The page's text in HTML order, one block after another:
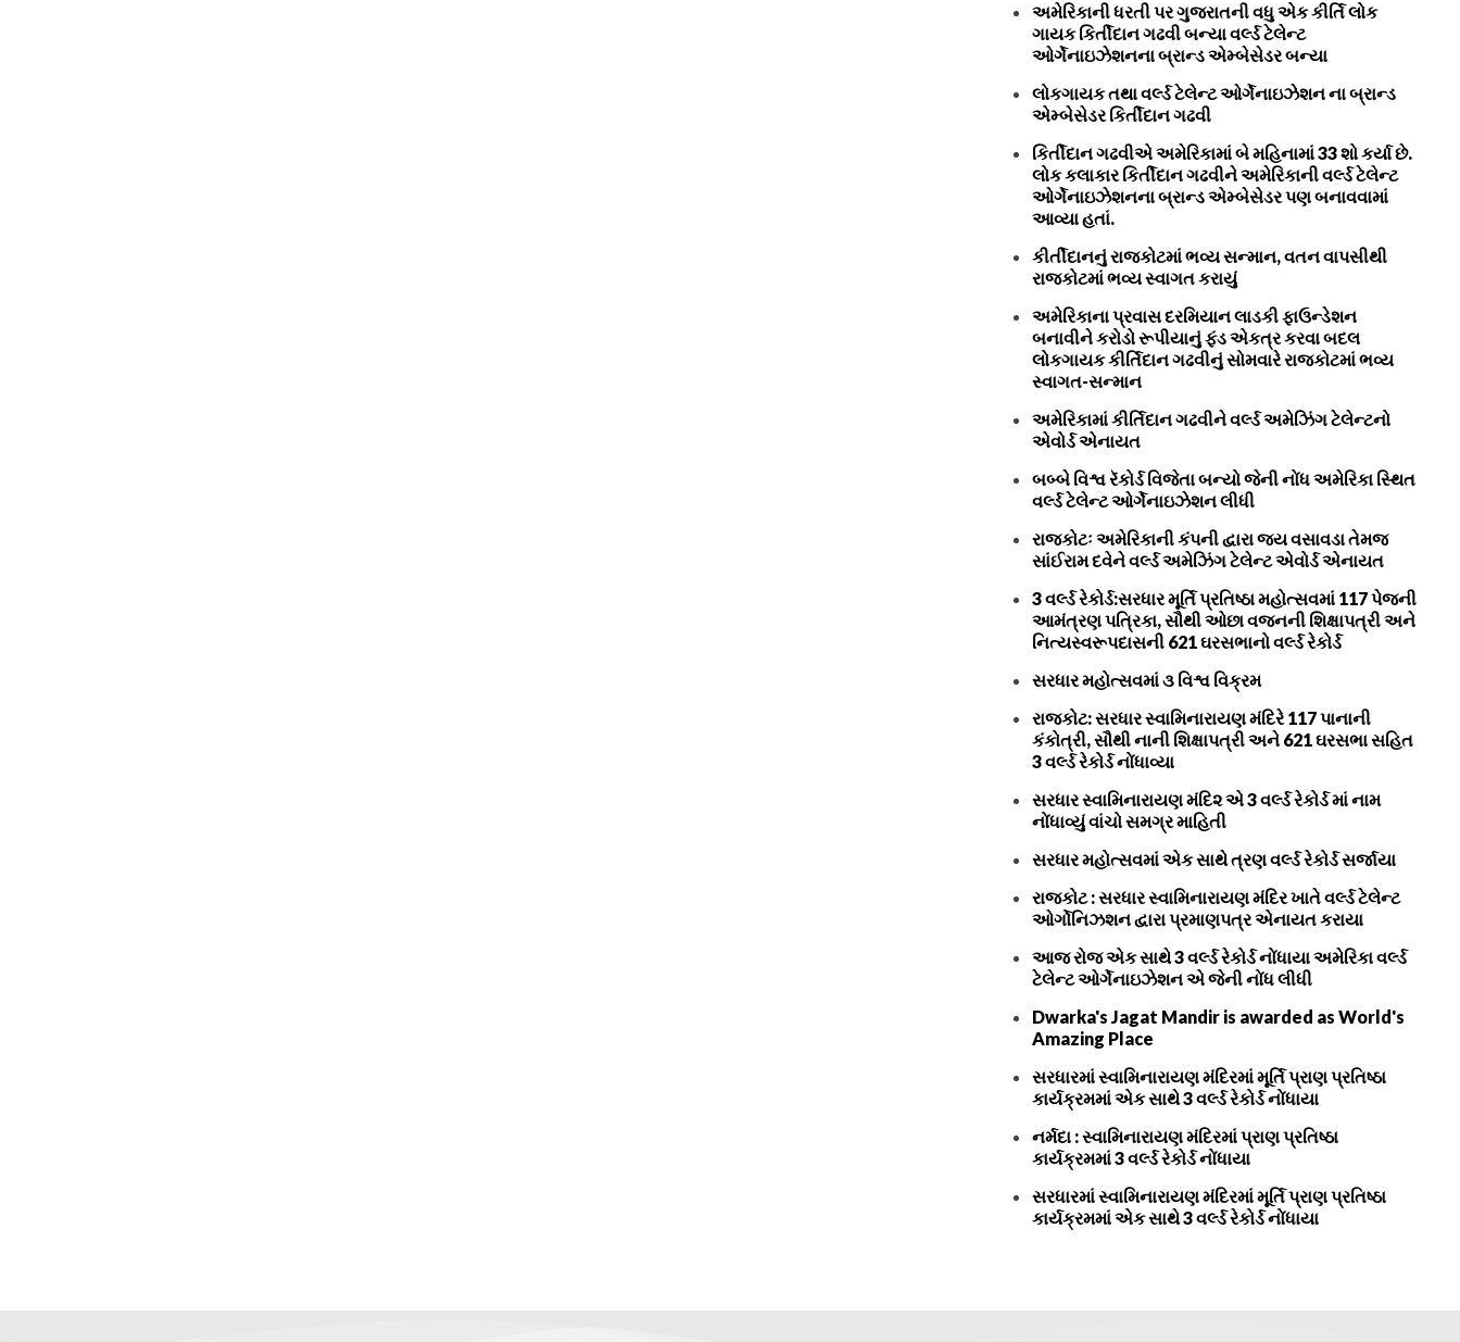
અમેરિકાની ધરતી પર ગુજરાતની વધુ એક કીર્તિ લોક
ગાયક કિર્તીદાન ગઢવી બન્યા વર્લ્ડ ટેલેન્ટ
ઓર્ગેનાઇઝેશનના બ્રાન્ડ એમ્બેસેડર બન્યા
લોકગાયક તથા વર્લ્ડ ટેલેન્ટ ઓર્ગેનાઇઝેશન ના બ્રાન્ડ
એમ્બેસેડર કિર્તીદાન ગઢવી
કિર્તીદાન ગઢવીએ અમેરિકામાં બે મહિનામાં 33 શો કર્યા છે.
લોક કલાકાર કિર્તીદાન ગઢવીને અમેરિકાની વર્લ્ડ ટેલેન્ટ
ઓર્ગેનાઇઝેશનના બ્રાન્ડ એમ્બેસેડર પણ બનાવવામાં
આવ્યા હતાં.
કીર્તીદાનનું રાજકોટમાં ભવ્ય સન્માન, વતન વાપસીથી
રાજકોટમાં ભવ્ય સ્વાગત કરાયું
અમેરિકાના પ્રવાસ દરમિયાન લાડકી ફાઉન્ડેશન
બનાવીને કરોડો રૂપીયાનું ફંડ એકત્ર કરવા બદલ
લોકગાયક કીર્તિદાન ગઢવીનું સોમવારે રાજકોટમાં ભવ્ય
સ્વાગત-સન્માન
અમેરિકામાં કીર્તિદાન ગઢવીને વર્લ્ડ અમેઝિંગ ટેલેન્ટનો
એવોર્ડ એનાયત
બબ્બે વિશ્વ રૅકોર્ડ વિજેતા બન્યો જેની નોંધ અમેરિકા સ્થિત
વર્લ્ડ ટેલેન્ટ ઓર્ગેનાઇઝેશન લીધી
રાજકોટઃ અમેરિકાની કંપની દ્વારા જય વસાવડા તેમજ
સાંઈરામ દવેને વર્લ્ડ અમેઝિંગ ટેલેન્ટ એવોર્ડ એનાયત
3 વર્લ્ડ રેકોર્ડ:સરધાર મૂર્તિ પ્રતિષ્ઠા મહોત્સવમાં 117 પેજની
આમંત્રણ પત્રિકા, સૌથી ઓછા વજનની શિક્ષાપત્રી અને
નિત્યસ્વરૂપદાસની 621 ઘરસભાનો વર્લ્ડ રેકોર્ડ
સરધાર મહોત્સવમાં ૩ વિશ્વ વિક્રમ
રાજકોટ: સરધાર સ્વામિનારાયણ મંદિરે 117 પાનાની
કંકોત્રી, સૌથી નાની શિક્ષાપત્રી અને 621 ઘરસભા સહિત
3 વર્લ્ડ રેકોર્ડ નોંધાવ્યા
સરધાર સ્વામિનારાયણ મંદિ૨ એ 3 વર્લ્ડ રેકોર્ડ માં નામ
નોંધાવ્યું વાંચો સમગ્ર માહિતી
સરધાર મહોત્સવમાં એક સાથે ત્રણ વર્લ્ડ રેકોર્ડ સર્જાયા
રાજકોટ : સરધાર સ્વામિનારાયણ મંદિર ખાતે વર્લ્ડ ટેલેન્ટ
ઓર્ગોનિઝશન દ્વારા પ્રમાણપત્ર એનાયત કરાયા
આજ રોજ એક સાથે 3 વર્લ્ડ રેકોર્ડ નોંધાયા અમેરિકા વર્લ્ડ
ટેલેન્ટ ઓર્ગેનાઇઝેશન એ જેની નોંધ લીધી
Dwarka's Jagat Mandir is awarded as World's
Amazing Place
સરધારમાં સ્વામિનારાયણ મંદિરમાં મૂર્તિ પ્રાણ પ્રતિષ્ઠા
કાર્યક્રમમાં એક સાથે 3 વર્લ્ડ રેકોર્ડ નોંધાયા
નર્મદા : સ્વામિનારાયણ મંદિરમાં પ્રાણ પ્રતિષ્ઠા
કાર્યક્રમમાં 3 વર્લ્ડ રેકોર્ડ નોંધાયા
સરધારમાં સ્વામિનારાયણ મંદિરમાં મૂર્તિ પ્રાણ પ્રતિષ્ઠા
કાર્યક્રમમાં એક સાથે 3 વર્લ્ડ રેકોર્ડ નોંધાયા